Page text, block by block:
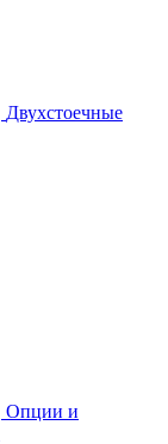
Двухстоечные
Опции и